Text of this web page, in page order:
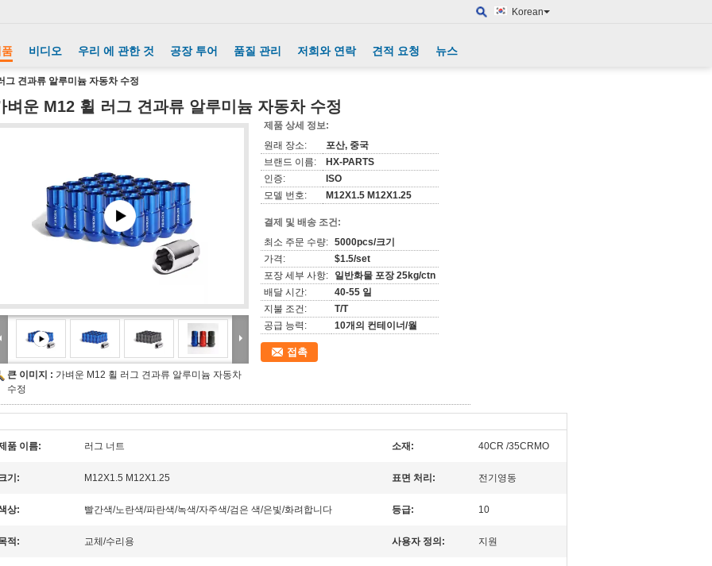
Korean
비디오 우리 에 관한 것 공장 투어 품질 관리 저희와 연락 견적 요청 뉴스
그 견과류 알루미늄 자동차 수정
벼운 M12 휠 러그 견과류 알루미늄 자동차 수정
큰 이미지 : 가벼운 M12 휠 러그 견과류 알루미늄 자동차
수정
제품 상세 정보:
원래 장소:
포산, 중국
브랜드 이름:
HX-PARTS
인증:
ISO
모델 번호:
M12X1.5 M12X1.25
결제 및 배송 조건:
최소 주문 수량: 5000pcs/크기
가격:
$1.5/set
포장 세부 사항:
일반화물 포장 25kg/ctn
배달 시간:
40-55 일
지불 조건:
T/T
공급 능력:
10개의 컨테이너/월
접촉
품 이름: 러그 너트 소재: 40CR /35CRMO
기: M12X1.5 M12X1.25 표면 처리: 전기영동
상: 빨간색/노란색/파란색/녹색/자주색/검은 색/은빛/화려합니다 등급: 10
적: 교체/수리용 사용자 정의: 지원